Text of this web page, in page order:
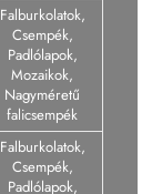
Falburkolatok,
Csempék,
Padlólapok,
Mozaikok,
Nagyméretű
falicsempék
Falburkolatok,
Csempék,
Padlólapok,